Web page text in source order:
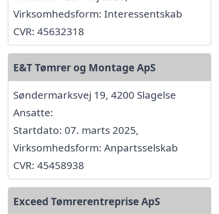
Virksomhedsform: Interessentskab
CVR: 45632318
E&T Tømrer og Montage ApS
Søndermarksvej 19, 4200 Slagelse
Ansatte:
Startdato: 07. marts 2025,
Virksomhedsform: Anpartsselskab
CVR: 45458938
Exceed Tømrerentreprise ApS